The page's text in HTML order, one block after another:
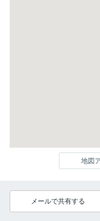
地図
メールで共有する